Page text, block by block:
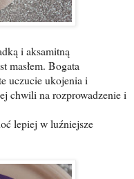
i aksamitną
masłem. Bogata
uczucie ukojenia i
chwili na rozprowadzenie i
lepiej w luźniejsze